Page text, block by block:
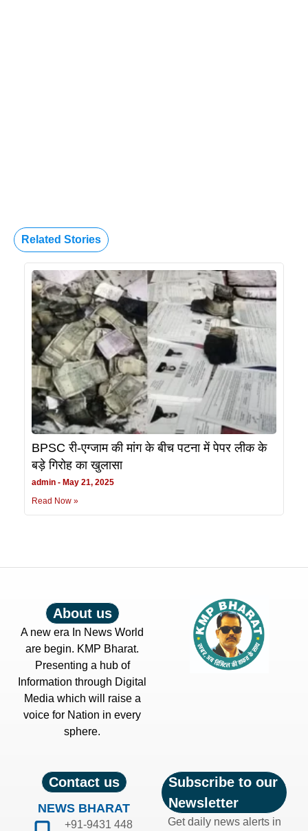
Related Stories
BPSC री-एग्जाम की मांग के बीच पटना में पेपर लीक के
बड़े गिरोह का खुलासा
admin
May 21, 2025
Read Now »
About us
A new era In News World
are begin. KMP Bharat.
Presenting a hub of
Information through Digital
Media which will raise a
voice for Nation in every
sphere.
Contact us
NEWS BHARAT
+91-9431 448
Subscribe to our
Newsletter
Get daily news alerts in